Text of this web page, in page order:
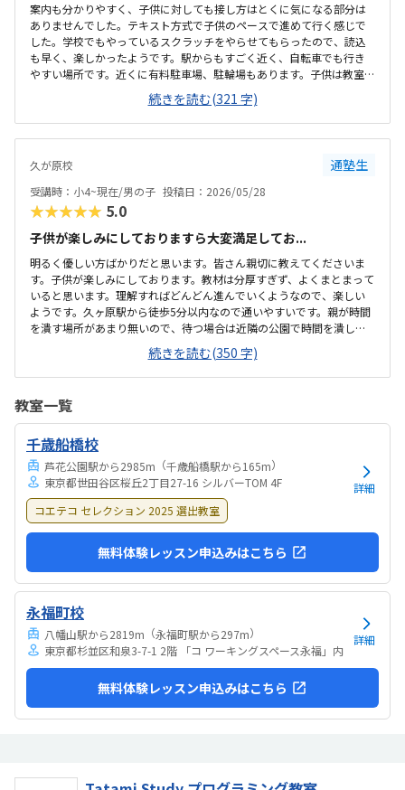
案内も分かりやすく、子供に対しても接し方はとくに気になる部分は
ありませんでした。テキスト方式で子供のペースで進めて行く感じで
した。学校でもやっているスクラッチをやらせてもらったので、読込
も早く、楽しかったようです。駅からもすごく近く、自転車でも行き
やすい場所です。近くに有料駐車場、駐輪場もあります。子供は教室の
横に自転車を停めせてもらってます。ネットワークが不安定で、当初
お願いしてたマイクラが始めできなかったが、途中から出来るように
なりました。教室の雰囲気は良かったです。月2回でこの金額はちょっ
と高いかなぁと感じました。月4回だったら、妥当な金額なのではない
も好印象でした！
続きを読む(321 字)
久が原校 通塾生
受講時：小4~現在/男の子 投稿日：2026/05/28
★★★★★ 5.0
子供が楽しみにしておりますら大変満足してお...
明るく優しい方ばかりだと思います。皆さん親切に教えてくださいま
す。子供が楽しみにしております。教材は分厚すぎず、よくまとまって
いると思います。理解すればどんどん進んでいくようなので、楽しい
ようです。久ヶ原駅から徒歩5分以内なので通いやすいです。親が時間
を潰す場所があまり無いので、待つ場合は近隣の公園で時間を潰して
います。良いと思います。あまり混雑しておらず、一人一人のスペース
が確保されており、静かで集中できると思います。妥当だと思います。
隔週で通っており、金額は負担になるほど高額ではありません。他の
ります。先生が明るくて優しいので楽しくやれる、と子供が申してお
ります。人数が少ない時はマンツーマンで教えてくださいます。特にな
いです。
続きを読む(350 字)
教室一覧
千歳船橋校
芦花公園駅から2985m （千歳船橋駅から165m）
東京都世田谷区桜丘2丁目27-16 シルバーTOM 4F
コエテコ セレクション 2025 選出教室
詳細
無料体験レッスン申込みはこちら
永福町校
八幡山駅から2819m （永福町駅から297m）
東京都杉並区和泉3-7-1 2階 「コ ワーキングスペース永福」内
詳細
無料体験レッスン申込みはこちら